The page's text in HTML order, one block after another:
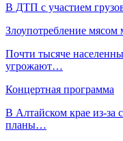
В ДТП с участием
Злоупотребление
Почти тысяче
угрожают…
Концертная программа
В Алтайском крае из-за
планы…